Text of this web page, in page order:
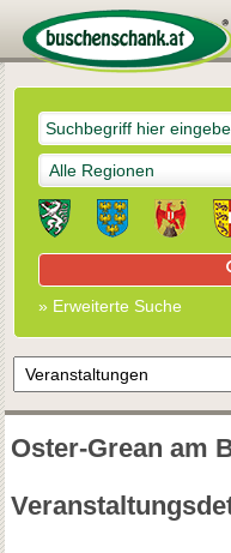
Alle Regionen
» Erweiterte Suche
Oster-Grean am